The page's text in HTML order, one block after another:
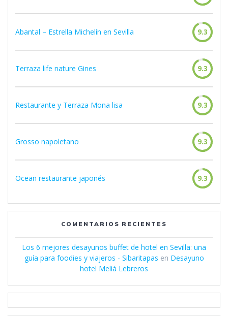
Abantal – Estrella Michelín en Sevilla 9.3
Terraza life nature Gines 9.3
Restaurante y Terraza Mona lisa 9.3
Grosso napoletano 9.3
Ocean restaurante japonés 9.3
COMENTARIOS RECIENTES
Los 6 mejores desayunos buffet de hotel en Sevilla: una
guía para foodies y viajeros - Sibaritapas en Desayuno
hotel Meliá Lebreros